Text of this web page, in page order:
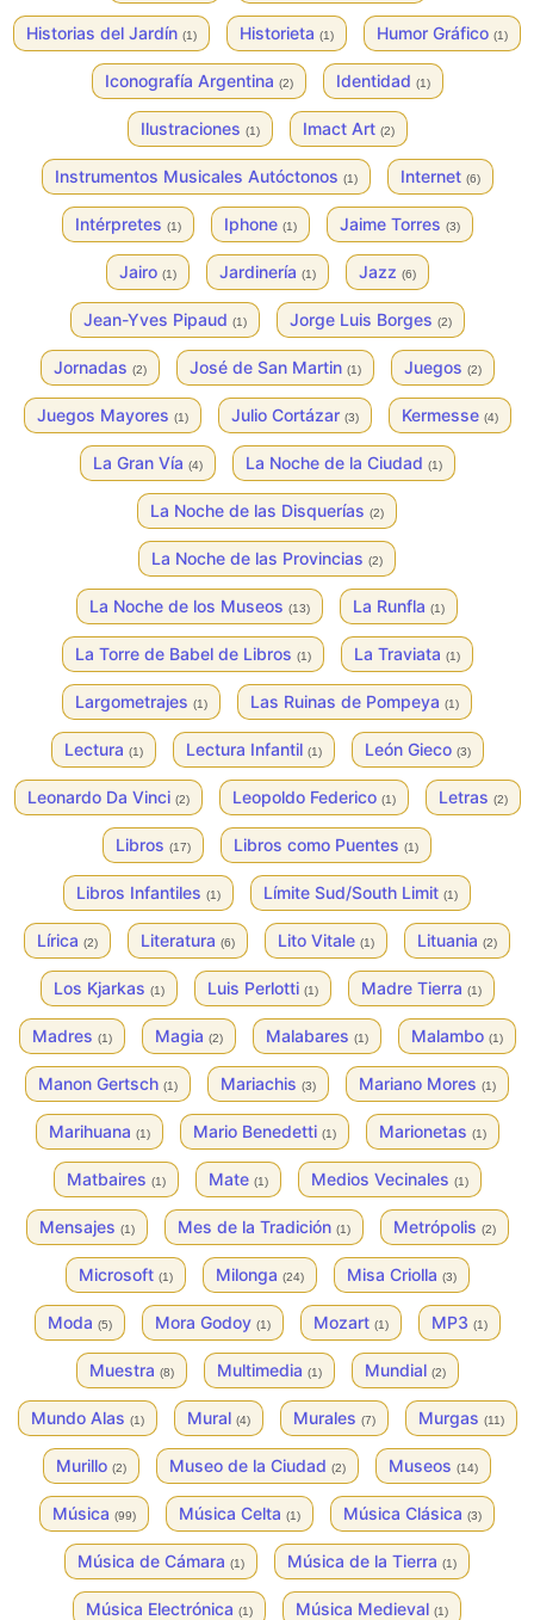
Historias del Jardín (1) Historieta (1) Humor Gráfico (1)
Iconografía Argentina (2) Identidad (1)
Ilustraciones (1) Imact Art (2)
Instrumentos Musicales Autóctonos (1) Internet (6)
Intérpretes (1) Iphone (1) Jaime Torres (3)
Jairo (1) Jardinería (1) Jazz (6)
Jean-Yves Pipaud (1) Jorge Luis Borges (2)
Jornadas (2) José de San Martin (1) Juegos (2)
Juegos Mayores (1) Julio Cortázar (3) Kermesse (4)
La Gran Vía (4) La Noche de la Ciudad (1)
La Noche de las Disquerías (2)
La Noche de las Provincias (2)
La Noche de los Museos (13) La Runfla (1)
La Torre de Babel de Libros (1) La Traviata (1)
Largometrajes (1) Las Ruinas de Pompeya (1)
Lectura (1) Lectura Infantil (1) León Gieco (3)
Leonardo Da Vinci (2) Leopoldo Federico (1) Letras (2)
Libros (17) Libros como Puentes (1)
Libros Infantiles (1) Límite Sud/South Limit (1)
Lírica (2) Literatura (6) Lito Vitale (1) Lituania (2)
Los Kjarkas (1) Luis Perlotti (1) Madre Tierra (1)
Madres (1) Magia (2) Malabares (1) Malambo (1)
Manon Gertsch (1) Mariachis (3) Mariano Mores (1)
Marihuana (1) Mario Benedetti (1) Marionetas (1)
Matbaires (1) Mate (1) Medios Vecinales (1)
Mensajes (1) Mes de la Tradición (1) Metrópolis (2)
Microsoft (1) Milonga (24) Misa Criolla (3)
Moda (5) Mora Godoy (1) Mozart (1) MP3 (1)
Muestra (8) Multimedia (1) Mundial (2)
Mundo Alas (1) Mural (4) Murales (7) Murgas (11)
Murillo (2) Museo de la Ciudad (2) Museos (14)
Música (99) Música Celta (1) Música Clásica (3)
Música de Cámara (1) Música de la Tierra (1)
Música Electrónica (1) Música Medieval (1)